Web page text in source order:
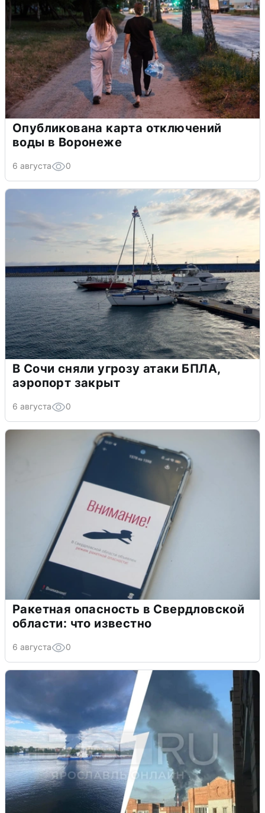
Опубликована карта отключений
воды в Воронеже
6 августа 0
В Сочи сняли угрозу атаки БПЛА,
аэропорт закрыт
6 августа 0
Ракетная опасность в Свердловской
области: что известно
6 августа 0